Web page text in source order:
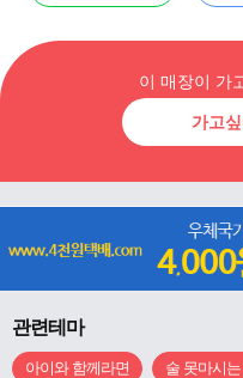
이 매장이 가
가고
관련테마
아이와 함께라면 술 못마시